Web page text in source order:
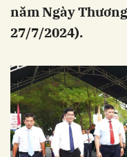
năm Ngày
27/7/2024).